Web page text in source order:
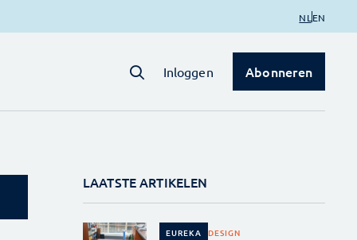
NL EN
Inloggen Abonneren
LAATSTE ARTIKELEN
EUREKA DESIGN